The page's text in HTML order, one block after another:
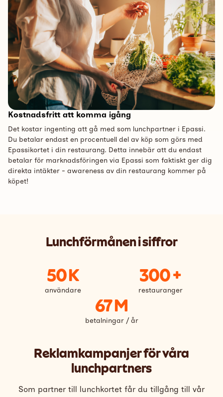
Kostnadsfritt att komma igång
Det kostar ingenting att gå med som lunchpartner i Epassi.
Du betalar endast en procentuell del av köp som görs med
Epassikortet i din restaurang. Detta innebär att du endast
betalar för marknadsföringen via Epassi som faktiskt ger dig
direkta intäkter - awareness av din restaurang kommer på
köpet!
Lunchförmånen i siffror
50 K
användare
300 +
restauranger
67 M
betalningar / år
Reklamkampanjer för våra
lunchpartners
Som partner till lunchkortet får du tillgång till vår